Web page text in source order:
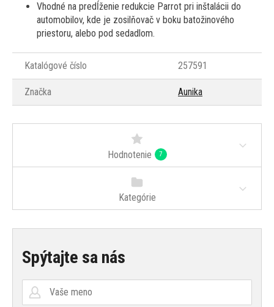
Vhodné na predĺženie redukcie Parrot pri inštalácii do
automobilov, kde je zosilňovač v boku batožinového
priestoru, alebo pod sedadlom.
Katalógové číslo 257591
Značka Aunika
Hodnotenie 7
Kategórie
Spýtajte sa nás